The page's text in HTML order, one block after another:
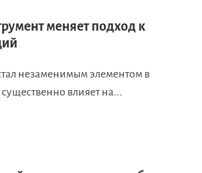
меняет подход к
незаменимым элементом в
влияет на...